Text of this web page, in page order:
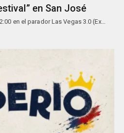
en San José
en el parador Las Vegas 3.0 (Ex…